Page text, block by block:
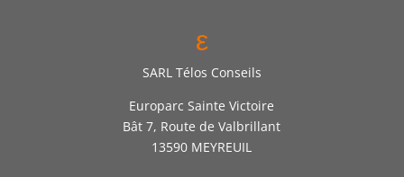
ε
SARL Télos Conseils
Europarc Sainte Victoire
Bât 7, Route de Valbrillant
13590 MEYREUIL